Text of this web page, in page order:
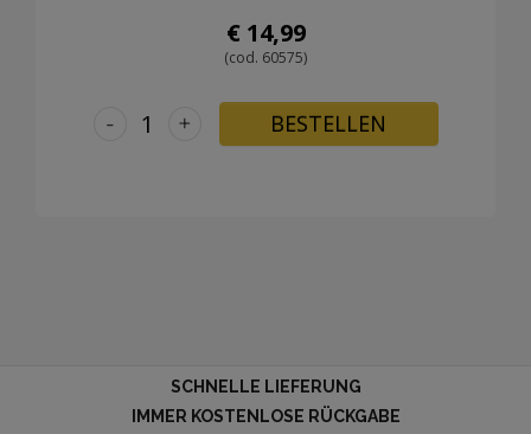
€ 14,99
(cod. 60575)
+
- BESTELLEN
SCHNELLE LIEFERUNG
IMMER KOSTENLOSE RÜCKGABE